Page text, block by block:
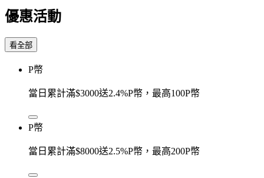
優惠活動
看全部
P幣
當日累計滿$3000送2.4%P幣，最高100P幣
P幣
當日累計滿$8000送2.5%P幣，最高200P幣